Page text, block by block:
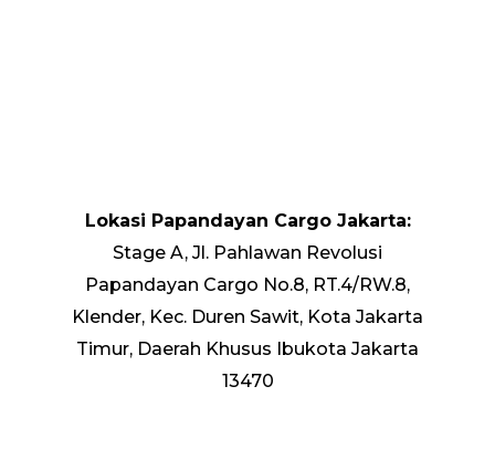
Lokasi Papandayan Cargo Jakarta:
Stage A, Jl. Pahlawan Revolusi
Papandayan Cargo No.8, RT.4/RW.8,
Klender, Kec. Duren Sawit, Kota Jakarta
Timur, Daerah Khusus Ibukota Jakarta
13470